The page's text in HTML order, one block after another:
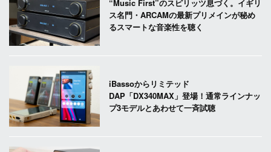
“Music First”のスピリッツ息づく。イギリ
ス名門・ARCAMの最新プリメインが秘め
るスマートな音楽性を聴く
iBassoからリミテッド
DAP「DX340MAX」登場！通常ラインナッ
プ3モデルとあわせて一斉試聴